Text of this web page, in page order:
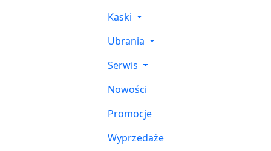
Kaski
Ubrania
Serwis
Nowości
Promocje
Wyprzedaże